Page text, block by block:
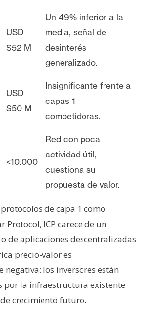
USD
$52 M
Un 49% inferior a la
media, señal de
desinterés
generalizado.
USD
$50 M
Insignificante frente a
capas 1
competidoras.
<10.000
Red con poca
actividad útil,
cuestiona su
propuesta de valor.
de capa 1 como
Protocol, ICP carece de un
de aplicaciones descentralizadas
precio-valor es
negativa: los inversores están
por la infraestructura existente
crecimiento futuro.